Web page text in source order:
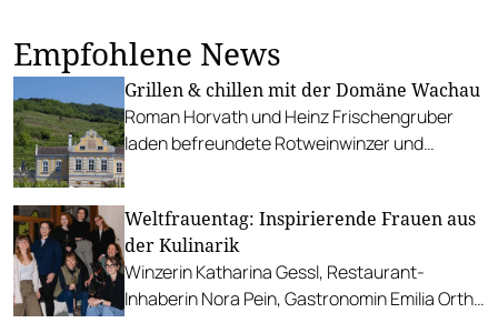
Empfohlene News
Grillen & chillen mit der Domäne Wachau
Roman Horvath und Heinz Frischengruber
laden befreundete Rotweinwinzer und
Weltfrauentag: Inspirierende Frauen aus
der Kulinarik
Winzerin Katharina Gessl, Restaurant-
Inhaberin Nora Pein, Gastronomin Emilia Orth-